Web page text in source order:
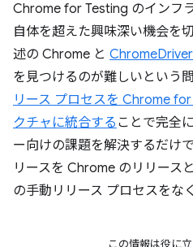
Chrome for Testing のインフ
自体を超えた興味深い機会を
述の Chrome と ChromeDriver
を見つけるのが難しいという問
リース プロセスを Chrome
クチャに統合する ことで完全
ー向けの課題を解決するだけ
リースを Chrome のリリース
の手動リリース プロセスをな
この情報は役に